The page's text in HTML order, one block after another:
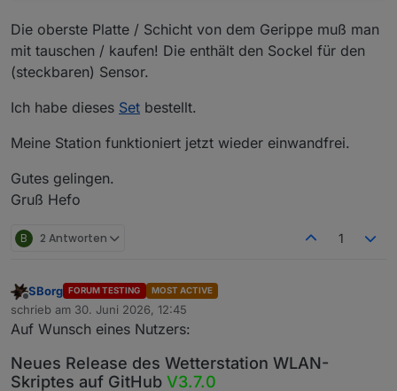
Die oberste Platte / Schicht von dem Gerippe muß man
mit tauschen / kaufen! Die enthält den Sockel für den
(steckbaren) Sensor.
Ich habe dieses Set bestellt.
Meine Station funktioniert jetzt wieder einwandfrei.
Gutes gelingen.
Gruß Hefo
B 2 Antworten 1
Offline
SBorg FORUM TESTING MOST ACTIVE
schrieb am 30. Juni 2026, 12:45
zuletzt editiert von
Auf Wunsch eines Nutzers:
Neues Release des Wetterstation WLAN-
Skriptes auf GitHub V3.7.0